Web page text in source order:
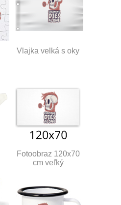
Vlajka velká s oky
Fotoobraz 120x70
cm veľký